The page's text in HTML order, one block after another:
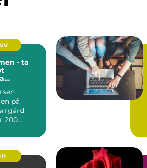
- ta
på
200